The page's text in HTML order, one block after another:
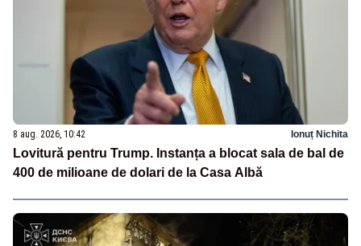
8 aug. 2026, 10:42 Ionuț Nichita
Lovitură pentru Trump. Instanța a blocat sala de bal de
400 de milioane de dolari de la Casa Albă